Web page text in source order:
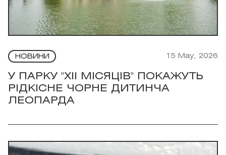
НОВИНИ 15 May, 2026
У ПАРКУ "XII МІСЯЦІВ" ПОКАЖУТЬ
РІДКІСНЕ ЧОРНЕ ДИТИНЧА
ЛЕОПАРДА